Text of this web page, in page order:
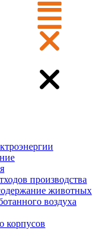
производства
животных
воздуха
корпусов